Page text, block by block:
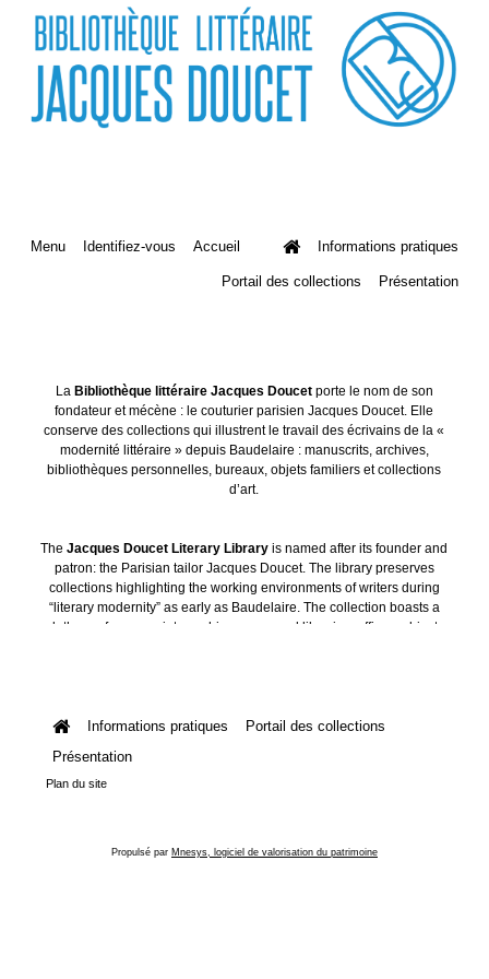
Menu Identifiez-vous Accueil Informations pratiques
Portail des collections Présentation
La Bibliothèque littéraire Jacques Doucetporte le nom de son
fondateur et mécène : le couturier parisien Jacques Doucet. Elle
conserve des collections qui illustrent le travail des écrivains de la «
modernité littéraire » depuis Baudelaire : manuscrits, archives,
bibliothèques personnelles, bureaux, objets familiers et collections
d’art.
TheJacques Doucet Literary Library is named after its founder and
patron: the Parisian tailor Jacques Doucet. The library preserves
collections highlighting the working environments of writers during
“literary modernity” as early as Baudelaire. The collection boasts a
plethora of manuscripts, archives, personal libraries, offices, objects
Informations pratiques
Portail des collections
Présentation
Plan du site
Propulsé par Mnesys, logiciel de valorisation du patrimoine